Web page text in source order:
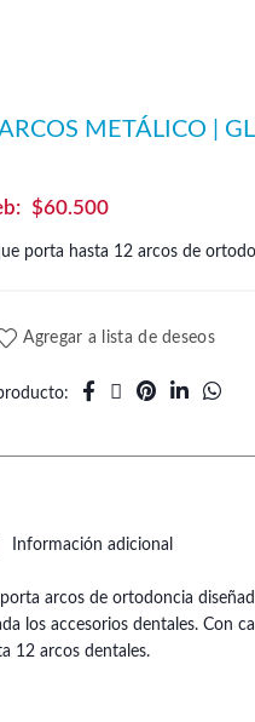
METÁLICO |
$60.500
porta hasta 12 arcos de
Agregar a lista de deseos
Información adicional
arcos de ortodoncia
los accesorios dentales. Con
12 arcos dentales.